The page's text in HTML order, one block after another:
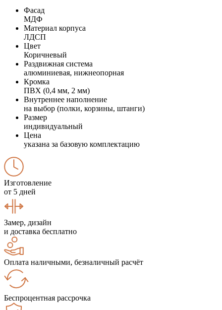
Фасад
МДФ
Материал корпуса
ЛДСП
Цвет
Коричневый
Раздвижная система
алюминиевая, нижнеопорная
Кромка
ПВХ (0,4 мм, 2 мм)
Внутреннее наполнение
на выбор (полки, корзины, штанги)
Размер
индивидуальный
Цена
указана за базовую комплектацию
Изготовление
от 5 дней
Замер, дизайн
и доставка бесплатно
Оплата наличными, безналичный расчёт
Беспроцентная рассрочка